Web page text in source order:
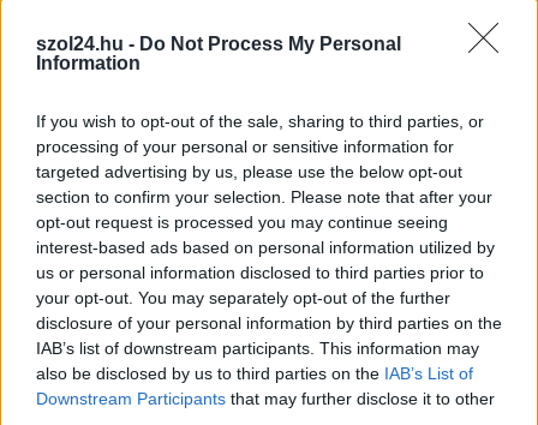
szol24.hu - Do Not Process My Personal
Information
If you wish to opt-out of the sale, sharing to third parties, or
processing of your personal or sensitive information for
targeted advertising by us, please use the below opt-out
section to confirm your selection. Please note that after your
opt-out request is processed you may continue seeing
interest-based ads based on personal information utilized by
us or personal information disclosed to third parties prior to
your opt-out. You may separately opt-out of the further
disclosure of your personal information by third parties on the
IAB’s list of downstream participants. This information may
also be disclosed by us to third parties on the IAB’s List of
Downstream Participants that may further disclose it to other
Lépés az Iskoládért”
mozgáskampány egyik
kiemelt arcának. A
Szolnoki Sportcentrum és a Trappancs Egyesület színeiben
versenyző, transzplantált világbajnok atléta ezúttal
kifejezetten a hölgyek egészségtudatosságára, a preventív
szűrővizsgálatok lényegességére, valamint a mindennapi
fizikai aktivitás jótékony hatásaira fókuszálva adja át a
program üzeneteit.